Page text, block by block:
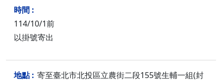
114/10/1前
以掛號寄出
寄至臺北市北投區立農街二段155號生輔一組(封